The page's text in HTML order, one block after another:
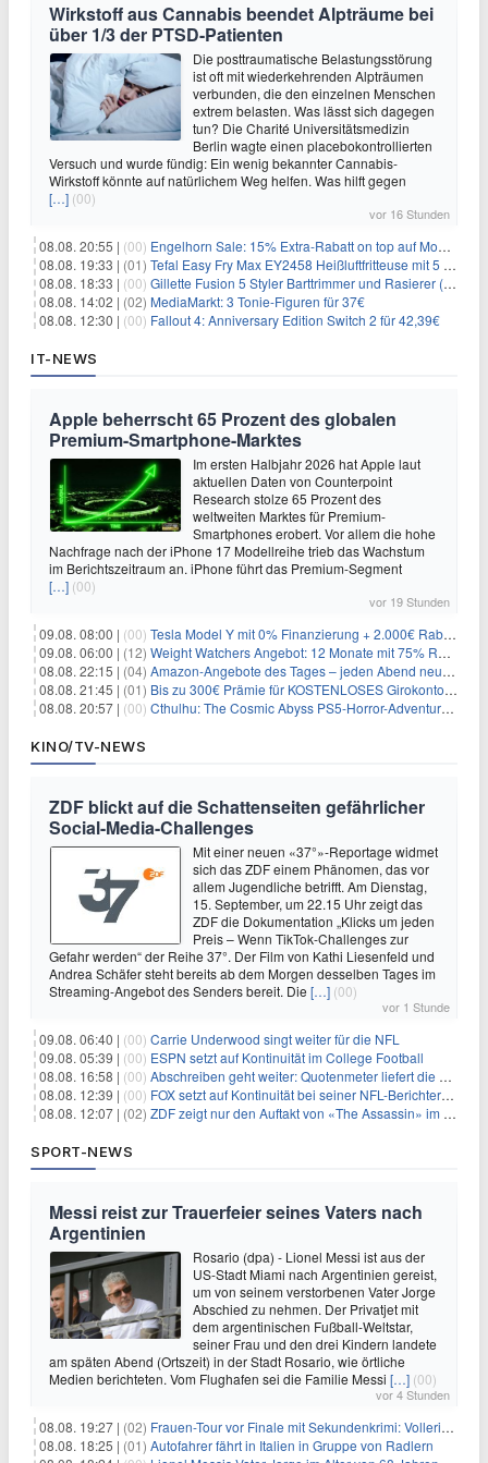
Wirkstoff aus Cannabis beendet Alpträume bei
über 1/3 der PTSD-Patienten
Die posttraumatische Belastungsstörung
ist oft mit wiederkehrenden Alpträumen
verbunden, die den einzelnen Menschen
extrem belasten. Was lässt sich dagegen
tun? Die Charité Universitätsmedizin
Berlin wagte einen placebokontrollierten
Versuch und wurde fündig: Ein wenig bekannter Cannabis-
Wirkstoff könnte auf natürlichem Weg helfen. Was hilft gegen
[…] (00)
vor 16 Stunden
08.08. 20:55 | (00) Engelhorn Sale: 15% Extra-Rabatt on top auf Mode- und Sport-Artikel
08.08. 19:33 | (01) Tefal Easy Fry Max EY2458 Heißluftfritteuse mit 5 Litern für 64,99€
08.08. 18:33 | (00) Gillette Fusion 5 Styler Barttrimmer und Rasierer (All in One) für 16€
08.08. 14:02 | (02) MediaMarkt: 3 Tonie-Figuren für 37€
08.08. 12:30 | (00) Fallout 4: Anniversary Edition Switch 2 für 42,39€
IT-NEWS
Apple beherrscht 65 Prozent des globalen
Premium-Smartphone-Marktes
Im ersten Halbjahr 2026 hat Apple laut
aktuellen Daten von Counterpoint
Research stolze 65 Prozent des
weltweiten Marktes für Premium-
Smartphones erobert. Vor allem die hohe
Nachfrage nach der iPhone 17 Modellreihe trieb das Wachstum
im Berichtszeitraum an. iPhone führt das Premium-Segment
[…] (00)
vor 19 Stunden
09.08. 08:00 | (00) Tesla Model Y mit 0% Finanzierung + 2.000€ Rabatt für 38.970€
09.08. 06:00 | (12) Weight Watchers Angebot: 12 Monate mit 75% Rabatt ab 6,25€/Monat
08.08. 22:15 | (04) Amazon-Angebote des Tages – jeden Abend neue Deals zum Stöbern
08.08. 21:45 | (01) Bis zu 300€ Prämie für KOSTENLOSES Girokonto bei der Santander – 50€ schon nach 1 Woche!
08.08. 20:57 | (00) Cthulhu: The Cosmic Abyss PS5-Horror-Adventure für 27,99€
KINO/TV-NEWS
ZDF blickt auf die Schattenseiten gefährlicher
Social-Media-Challenges
Mit einer neuen «37°»-Reportage widmet
sich das ZDF einem Phänomen, das vor
allem Jugendliche betrifft. Am Dienstag,
15. September, um 22.15 Uhr zeigt das
ZDF die Dokumentation „Klicks um jeden
Preis – Wenn TikTok-Challenges zur
Gefahr werden“ der Reihe 37°. Der Film von Kathi Liesenfeld und
Andrea Schäfer steht bereits ab dem Morgen desselben Tages im
Streaming-Angebot des Senders bereit. Die […] (00)
vor 1 Stunde
09.08. 06:40 | (00) Carrie Underwood singt weiter für die NFL
09.08. 05:39 | (00) ESPN setzt auf Kontinuität im College Football
08.08. 16:58 | (00) Abschreiben geht weiter: Quotenmeter liefert die Vorlagen
08.08. 12:39 | (00) FOX setzt auf Kontinuität bei seiner NFL-Berichterstattung
08.08. 12:07 | (02) ZDF zeigt nur den Auftakt von «The Assassin» im Fernsehen
SPORT-NEWS
Messi reist zur Trauerfeier seines Vaters nach
Argentinien
Rosario (dpa) - Lionel Messi ist aus der
US-Stadt Miami nach Argentinien gereist,
um von seinem verstorbenen Vater Jorge
Abschied zu nehmen. Der Privatjet mit
dem argentinischen Fußball-Weltstar,
seiner Frau und den drei Kindern landete
am späten Abend (Ortszeit) in der Stadt Rosario, wie örtliche
Medien berichteten. Vom Flughafen sei die Familie Messi […] (00)
vor 4 Stunden
08.08. 19:27 | (02) Frauen-Tour vor Finale mit Sekundenkrimi: Vollering in Gelb
08.08. 18:25 | (01) Autofahrer fährt in Italien in Gruppe von Radlern